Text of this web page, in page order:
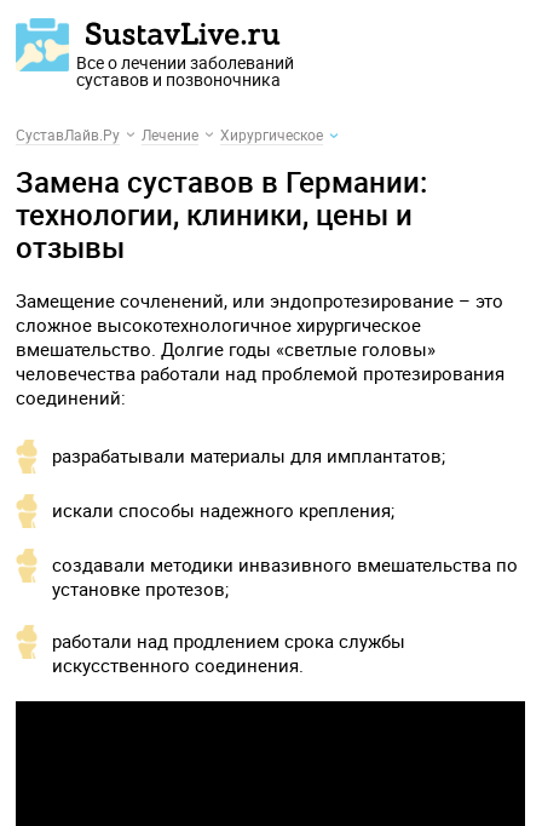
Все о лечении заболеваний
суставов и позвоночника
СуставЛайв.Ру Лечение Хирургическое
Замена суставов в Германии:
технологии, клиники, цены и
отзывы
Замещение сочленений, или эндопротезирование – это
сложное высокотехнологичное хирургическое
вмешательство. Долгие годы «светлые головы»
человечества работали над проблемой протезирования
соединений:
разрабатывали материалы для имплантатов;
искали способы надежного крепления;
создавали методики инвазивного вмешательства по
установке протезов;
работали над продлением срока службы
искусственного соединения.